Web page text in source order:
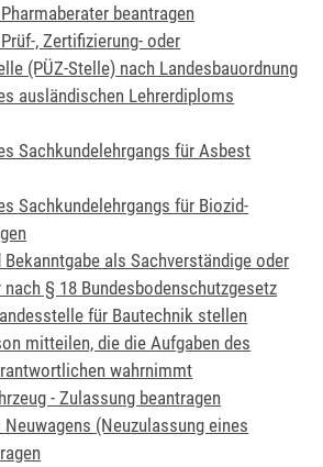
beantragen
, Zertifizierung- oder
(PÜZ-Stelle) nach Landesbauordnung
ausländischen Lehrerdiploms
Sachkundelehrgangs für Asbest
Sachkundelehrgangs für Biozid-
Bekanntgabe als Sachverständige oder
§ 18 Bundesbodenschutzgesetz
für Bautechnik stellen
mitteilen, die die Aufgaben des
wahrnimmt
- Zulassung beantragen
(Neuzulassung eines